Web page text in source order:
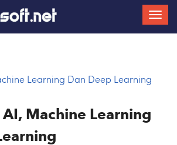
Learning Dan Deep Learning
Machine Learning